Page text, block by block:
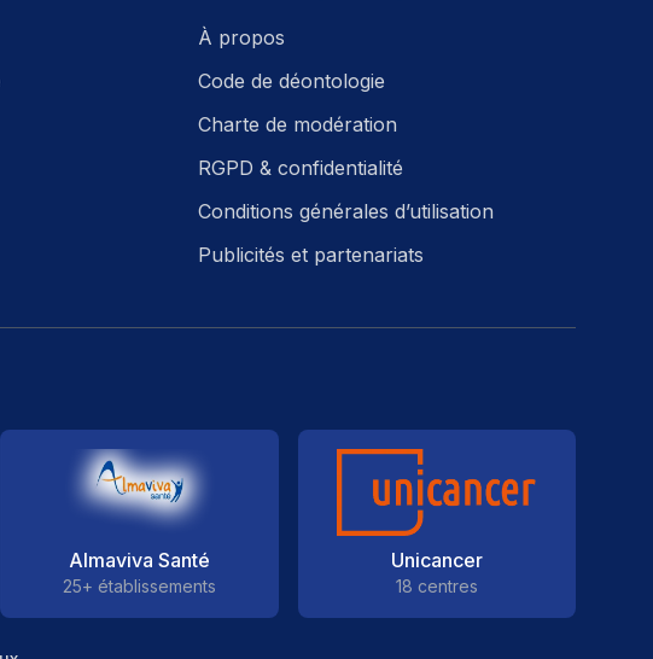
À propos
Code de déontologie
Charte de modération
RGPD & confidentialité
Conditions générales d’utilisation
Publicités et partenariats
Almaviva Santé
25+ établissements
Unicancer
18 centres